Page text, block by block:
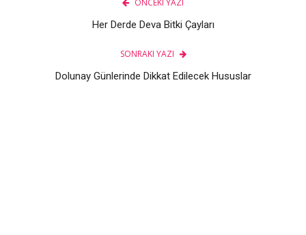
ÖNCEKI YAZI
Her Derde Deva Bitki Çayları
SONRAKI YAZI
Dolunay Günlerinde Dikkat Edilecek Hususlar